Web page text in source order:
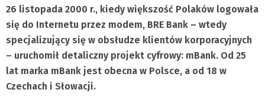
26 listopada 2000 r., kiedy większość Polaków logowała
się do Internetu przez modem, BRE Bank – wtedy
specjalizujący się w obsłudze klientów korporacyjnych
– uruchomił detaliczny projekt cyfrowy: mBank. Od 25
lat marka mBank jest obecna w Polsce, a od 18 w
Czechach i Słowacji.